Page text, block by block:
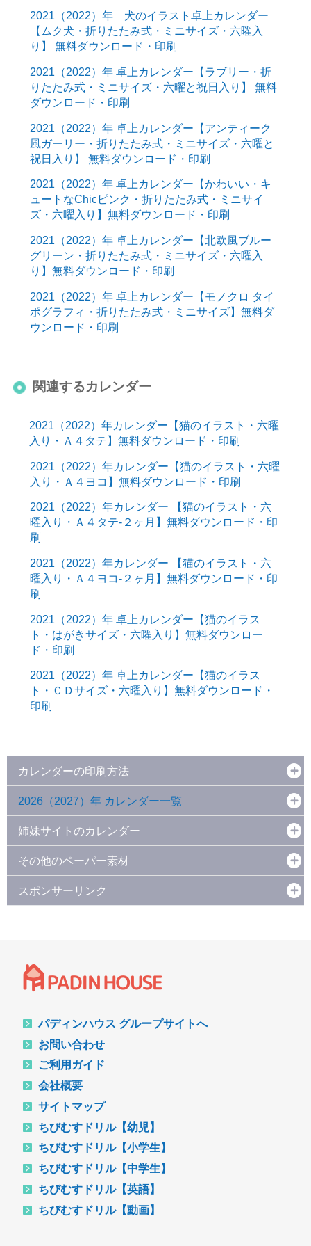
2021（2022）年 犬のイラスト卓上カレンダー
【ムク犬・折りたたみ式・ミニサイズ・六曜入
り】 無料ダウンロード・印刷
2021（2022）年 卓上カレンダー【ラブリー・折
りたたみ式・ミニサイズ・六曜と祝日入り】 無料
ダウンロード・印刷
2021（2022）年 卓上カレンダー【アンティーク
風ガーリー・折りたたみ式・ミニサイズ・六曜と
祝日入り】 無料ダウンロード・印刷
2021（2022）年 卓上カレンダー【かわいい・キ
ュートなChicピンク・折りたたみ式・ミニサイ
ズ・六曜入り】無料ダウンロード・印刷
2021（2022）年 卓上カレンダー【北欧風ブルー
グリーン・折りたたみ式・ミニサイズ・六曜入
り】無料ダウンロード・印刷
2021（2022）年 卓上カレンダー【モノクロ タイ
ポグラフィ・折りたたみ式・ミニサイズ】無料ダ
ウンロード・印刷
関連するカレンダー
2021（2022）年カレンダー【猫のイラスト・六曜
入り・Ａ４タテ】無料ダウンロード・印刷
2021（2022）年カレンダー【猫のイラスト・六曜
入り・Ａ４ヨコ】無料ダウンロード・印刷
2021（2022）年カレンダー 【猫のイラスト・六
曜入り・Ａ４タテ-２ヶ月】無料ダウンロード・印
刷
2021（2022）年カレンダー 【猫のイラスト・六
曜入り・Ａ４ヨコ-２ヶ月】無料ダウンロード・印
刷
2021（2022）年 卓上カレンダー【猫のイラス
ト・はがきサイズ・六曜入り】無料ダウンロー
ド・印刷
2021（2022）年 卓上カレンダー【猫のイラス
ト・ＣＤサイズ・六曜入り】無料ダウンロード・
印刷
カレンダーの印刷方法
2026（2027）年 カレンダー一覧
姉妹サイトのカレンダー
その他のペーパー素材
スポンサーリンク
パディンハウス グループサイトへ
お問い合わせ
ご利用ガイド
会社概要
サイトマップ
ちびむすドリル【幼児】
ちびむすドリル【小学生】
ちびむすドリル【中学生】
ちびむすドリル【英語】
ちびむすドリル【動画】